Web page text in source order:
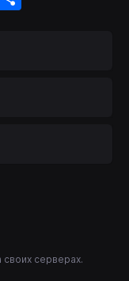
своих серверах.